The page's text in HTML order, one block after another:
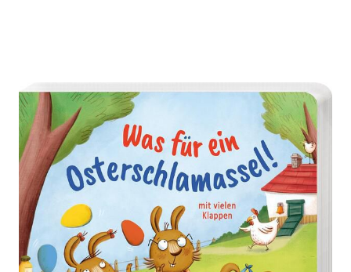
Was für ein Osterschlamassel!
Zur Wunschliste hinzufügen
Mit vielen Klappen
Verlag: arsEdition 30.01.2024